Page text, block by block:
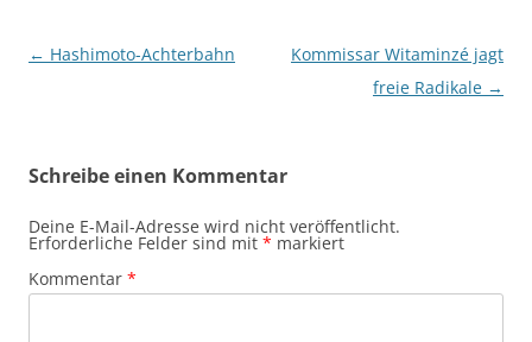
Beitragsnavigation
← Hashimoto-Achterbahn
Kommissar Witaminzé jagt
freie Radikale →
Schreibe einen Kommentar
Deine E-Mail-Adresse wird nicht veröffentlicht.
Erforderliche Felder sind mit * markiert
Kommentar *